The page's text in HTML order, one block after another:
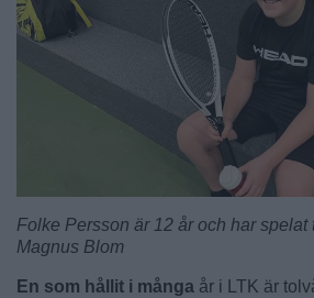
Folke Persson är 12 år och har spelat
Magnus Blom
En som hållit i många år i LTK är